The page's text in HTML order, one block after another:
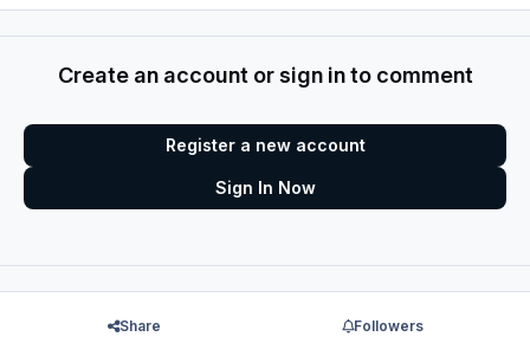
Create an account or sign in to comment
Register a new account
Sign In Now
Share Followers